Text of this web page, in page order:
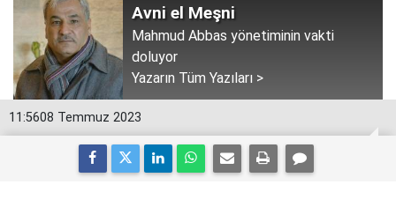
Avni el Meşni
Mahmud Abbas yönetiminin vakti
doluyor
Yazarın Tüm Yazıları >
11:5608 Temmuz 2023